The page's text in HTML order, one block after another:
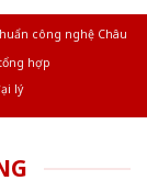
công nghệ Châu
hợp
lý